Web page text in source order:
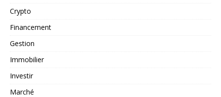
Crypto
Financement
Gestion
Immobilier
Investir
Marché